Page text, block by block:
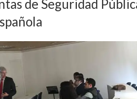
de Seguridad